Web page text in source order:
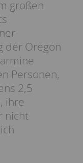
großen
der Oregon
Personen,
2,5
ihre
nicht